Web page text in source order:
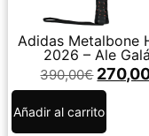
Adidas Metalbone
2026 – Ale
390,00€
Añadir al carrito